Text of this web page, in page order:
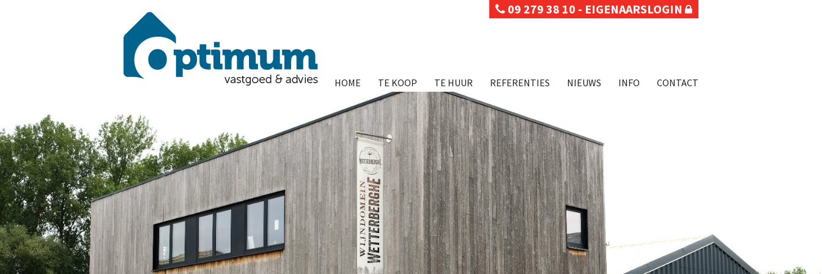
09 279 38 10 - EIGENAARSLOGIN
HOME TE KOOP TE HUUR REFERENTIES NIEUWS INFO CONTACT